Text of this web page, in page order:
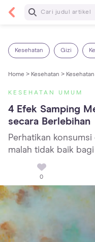
Baca
Kesehatan Gizi
Home > Kesehatan >
KESEHATAN UMUM
4 Efek Samping
secara Berlebihan
Perhatikan
malah tidak baik
0